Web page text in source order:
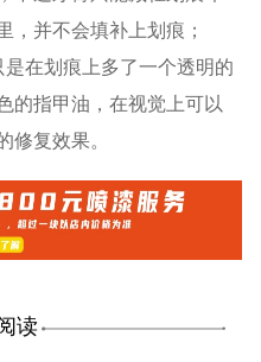
，并不会填补上划痕；
在划痕上多了一个透明的
的指甲油，在视觉上可以
修复效果。
读